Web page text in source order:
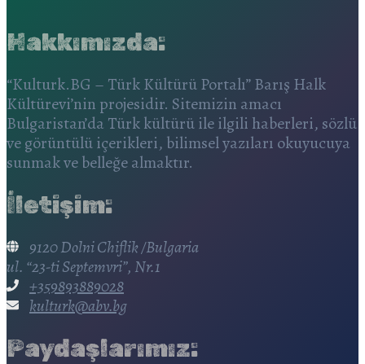
Hakkımızda:
“Kulturk.BG – Türk Kültürü Portalı” Barış Halk
Kültürevi’nin projesidir. Sitemizin amacı
Bulgaristan’da Türk kültürü ile ilgili haberleri, sözlü
ve görüntülü içerikleri, bilimsel yazıları okuyucuya
sunmak ve belleğe almaktır.
İletişim:
9120 Dolni Chiflik /Bulgaria
ul. “23-ti Septemvri”, Nr.1
+359893889028
kulturk@abv.bg
Paydaşlarımız: